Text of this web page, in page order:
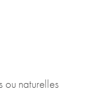
ou naturelles